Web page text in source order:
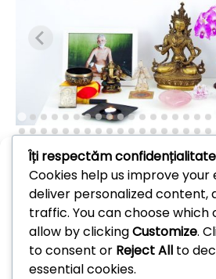
Administrează
consimțământul
Pentru a oferi cea mai bună experiență,
cookie-uri, pentru a stoca și/sau accesa
dispozitive. Consimțământul pentru
să procesăm date, cum ar fi
uri unice pe acest site. Dacă nu îți dai
retragi consimțământul dat poate avea
Arhive
Arhive
Îți respectăm
Cookies help us improve your
deliver personalized content,
traffic. You can choose which
allow by clickingCustomize.
to consent or Reject All to
essential cookies.